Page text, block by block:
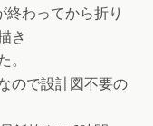
わってから折り
き
ので設計図不要の